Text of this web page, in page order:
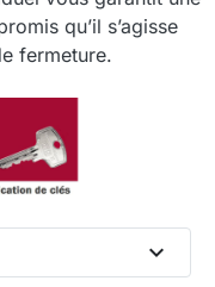
qu’il s’agisse
fermeture.
expand_more